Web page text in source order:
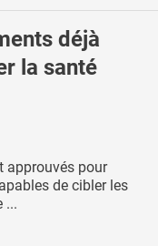
déjà
la santé
approuvés pour
de cibler les
...